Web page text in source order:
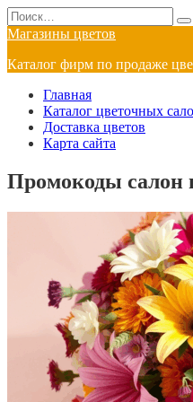
Перейти
к
содержанию
Search
for:
Магазины цветов
Каталог фирм по продаже
Главная
Каталог цветочных
Доставка цветов
Карта сайта
Промокоды салон